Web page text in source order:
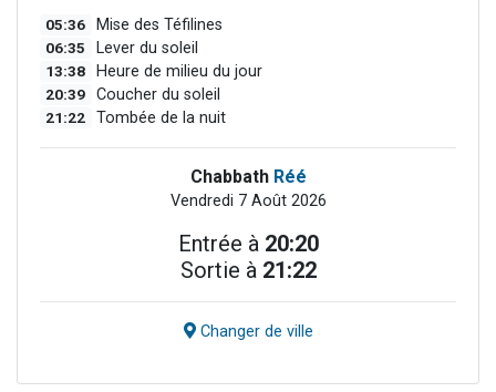
05:36 Mise des Téfilines
06:35 Lever du soleil
13:38 Heure de milieu du jour
20:39 Coucher du soleil
21:22 Tombée de la nuit
Chabbath Réé
Vendredi 7 Août 2026
Entrée à 20:20
Sortie à 21:22
Changer de ville